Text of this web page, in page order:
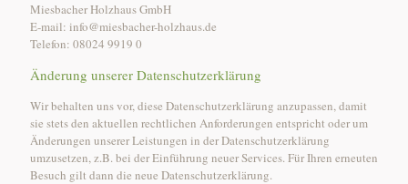
Miesbacher Holzhaus GmbH
E-mail: info@miesbacher-holzhaus.de
Telefon: 08024 9919 0
Änderung unserer Datenschutzerklärung
Wir behalten uns vor, diese Datenschutzerklärung anzupassen, damit
sie stets den aktuellen rechtlichen Anforderungen entspricht oder um
Änderungen unserer Leistungen in der Datenschutzerklärung
umzusetzen, z.B. bei der Einführung neuer Services. Für Ihren erneuten
Besuch gilt dann die neue Datenschutzerklärung.